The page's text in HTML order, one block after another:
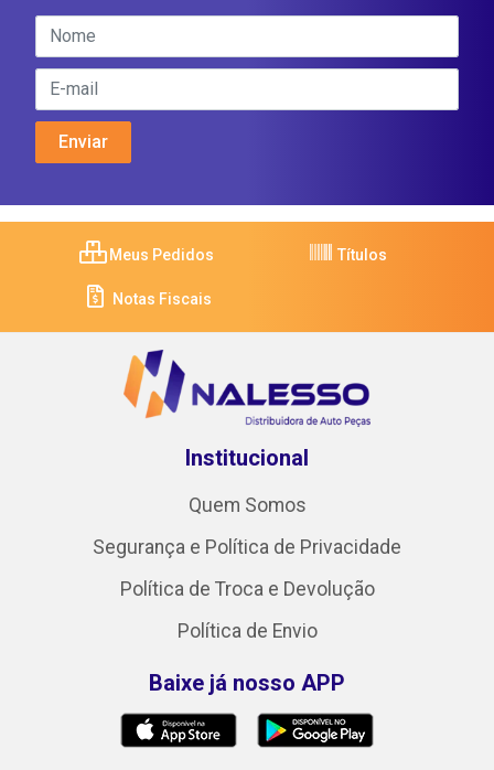
Meus Pedidos Títulos
Notas Fiscais
Institucional
Quem Somos
Segurança e Política de Privacidade
Política de Troca e Devolução
Política de Envio
Baixe já nosso APP